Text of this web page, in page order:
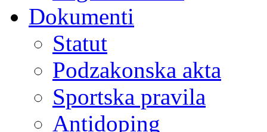
Dokumenti
Statut
Podzakonska akta
Sportska pravila
Antidoping